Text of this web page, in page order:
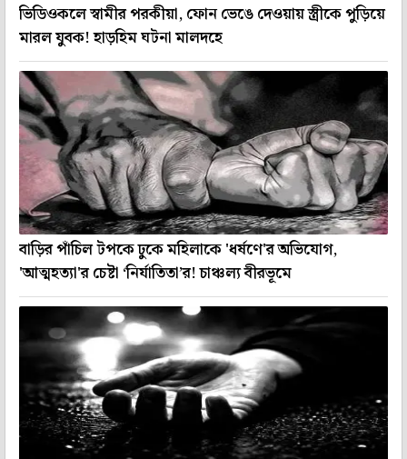
ভিডিওকলে স্বামীর পরকীয়া, ফোন ভেঙে দেওয়ায় স্ত্রীকে পুড়িয়ে
মারল যুবক! হাড়হিম ঘটনা মালদহে
বাড়ির পাঁচিল টপকে ঢুকে মহিলাকে 'ধর্ষণে'র অভিযোগ,
'আত্মহত্যা'র চেষ্টা ‘নির্যাতিতা’র! চাঞ্চল্য বীরভূমে